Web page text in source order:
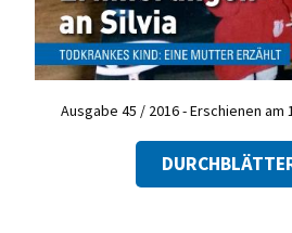
Ausgabe 45 / 2016 - Erschienen am